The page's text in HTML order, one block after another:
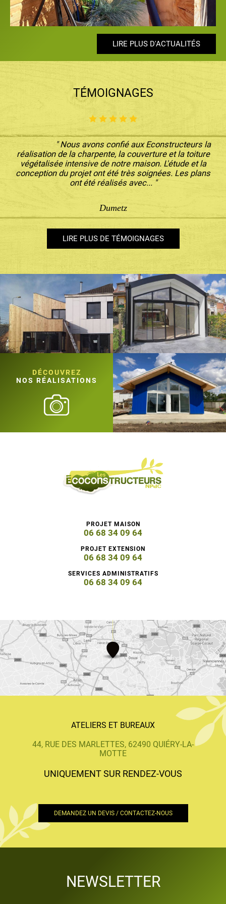
LIRE PLUS D'ACTUALITÉS
LIRE PLUS D'ACTUALITÉS
LIRE PLUS D'ACTUALITÉS
LIRE PLUS D'ACTUALITÉS
LIRE PLUS D'ACTUALITÉS
TÉMOIGNAGES
" Nous avons confié aux Econstructeurs la
réalisation de la charpente, la couverture et la toiture
végétalisée intensive de notre maison. L'étude et la
conception du projet ont été très soignées. Les plans
ont été réalisés avec... "
Dumetz
LIRE PLUS DE TÉMOIGNAGES
DÉCOUVREZ
NOS RÉALISATIONS
PROJET MAISON
06 68 34 09 64
PROJET EXTENSION
06 68 34 09 64
SERVICES ADMINISTRATIFS
06 68 34 09 64
ATELIERS ET BUREAUX
44, RUE DES MARLETTES, 62490 QUIÉRY-LA-
MOTTE
UNIQUEMENT SUR RENDEZ-VOUS
DEMANDEZ UN DEVIS / CONTACTEZ-NOUS
NEWSLETTER